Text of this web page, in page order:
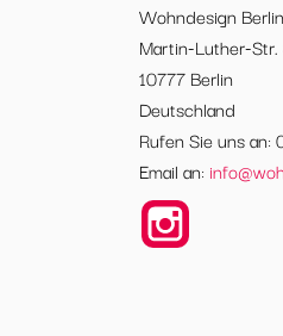
Wohndesign Berlin
Martin-Luther-
10777 Berlin
Deutschland
Rufen Sie uns
Email an: